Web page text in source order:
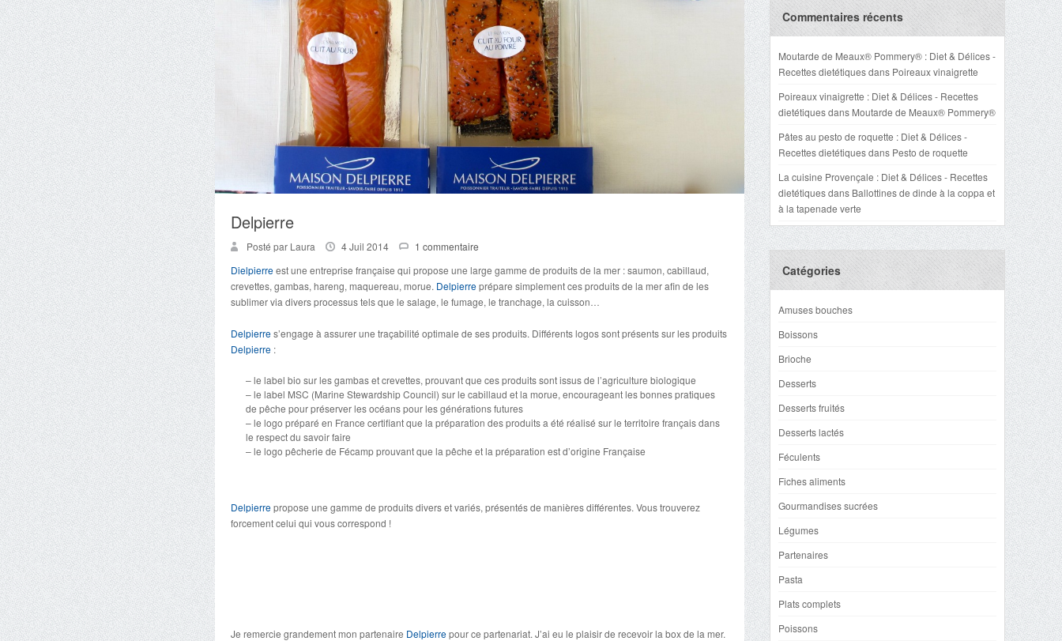
Delpierre
Posté par Laura 4 Juil 2014
1 commentaire
Dielpierreest une entreprise française qui propose une large gamme de produits de la mer : saumon, cabillaud,
crevettes, gambas, hareng, maquereau, morue. Delpierreprépare simplement ces produits de la mer afin de les
sublimer via divers processus tels que le salage, le fumage, le tranchage, la cuisson…
Delpierres’engage à assurer une traçabilité optimale de ses produits. Différents logos sont présents sur les produits
Delpierre :
– le label bio sur les gambas et crevettes, prouvant que ces produits sont issus de l’agriculture biologique
– le label MSC (Marine Stewardship Council) sur le cabillaud et la morue, encourageant les bonnes pratiques
de pêche pour préserver les océans pour les générations futures
– le logo préparé en France certifiant que la préparation des produits a été réalisé sur le territoire français dans
le respect du savoir faire
– le logo pêcherie de Fécamp prouvant que la pêche et la préparation est d’origine Française
Delpierrepropose une gamme de produits divers et variés, présentés de manières différentes. Vous trouverez
forcement celui qui vous correspond !
Je remercie grandement mon partenaire Delpierrepour ce partenariat. J’ai eu le plaisir de recevoir la box de la mer.
Commentaires récents
Moutarde de Meaux® Pommery® : Diet & Délices -
Recettes dietétiquesdans Poireaux vinaigrette
Poireaux vinaigrette : Diet & Délices - Recettes
dietétiquesdans Moutarde de Meaux® Pommery®
Pâtes au pesto de roquette : Diet & Délices -
Recettes dietétiquesdans Pesto de roquette
La cuisine Provençale : Diet & Délices - Recettes
dietétiquesdans Ballottines de dinde à la coppa et
à la tapenade verte
Catégories
Amuses bouches
Boissons
Brioche
Desserts
Desserts fruités
Desserts lactés
Féculents
Fiches aliments
Gourmandises sucrées
Légumes
Partenaires
Pasta
Plats complets
Poissons